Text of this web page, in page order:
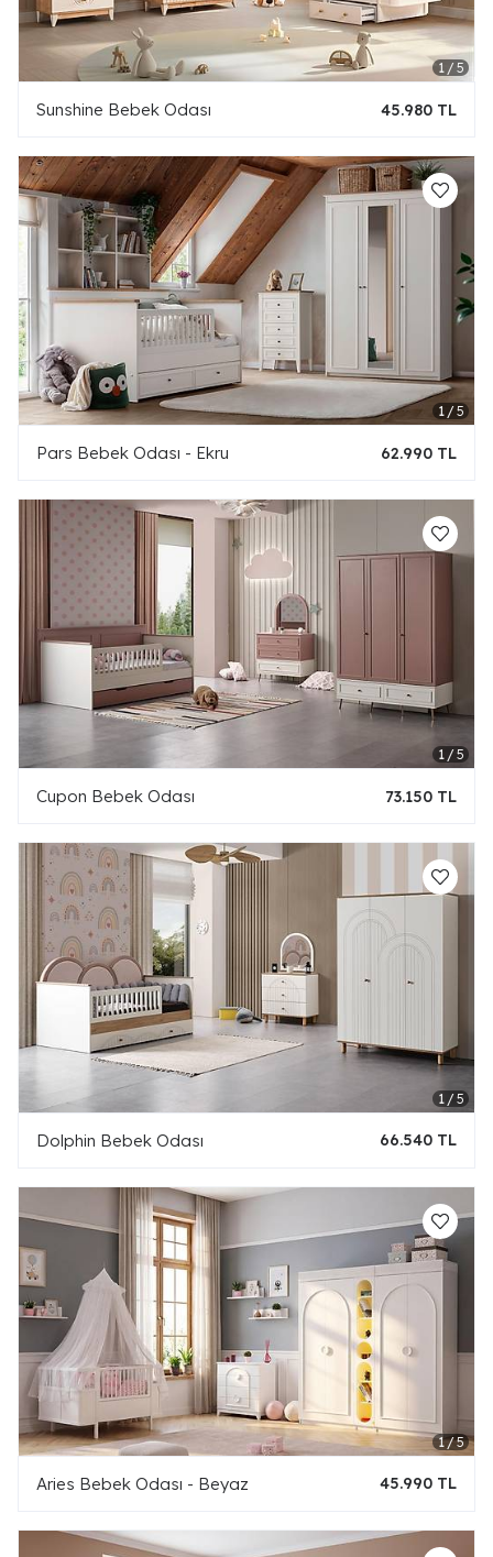
Sunshine Bebek Odası 45.980 TL
Pars Bebek Odası - Ekru 62.990 TL
Cupon Bebek Odası 73.150 TL
Dolphin Bebek Odası 66.540 TL
Aries Bebek Odası - Beyaz 45.990 TL